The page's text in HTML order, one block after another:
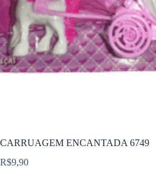
CARRUAGEM ENCANTADA 6749
R$9,90